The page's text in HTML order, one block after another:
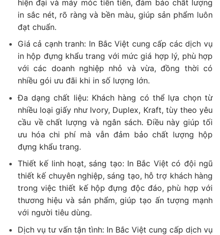
hiện đại và máy móc tiên tiến, đảm bảo chất lượng
in sắc nét, rõ ràng và bền màu, giúp sản phẩm luôn
đạt chuẩn.
Giá cả cạnh tranh: In Bắc Việt cung cấp các dịch vụ
in hộp đựng khẩu trang với mức giá hợp lý, phù hợp
với các doanh nghiệp nhỏ và vừa, đồng thời có
nhiều gói ưu đãi khi in số lượng lớn.
Đa dạng chất liệu: Khách hàng có thể lựa chọn từ
nhiều loại giấy như Ivory, Duplex, Kraft, tùy theo yêu
cầu về chất lượng và ngân sách. Điều này giúp tối
ưu hóa chi phí mà vẫn đảm bảo chất lượng hộp
đựng khẩu trang.
Thiết kế linh hoạt, sáng tạo: In Bắc Việt có đội ngũ
thiết kế chuyên nghiệp, sáng tạo, hỗ trợ khách hàng
trong việc thiết kế hộp đựng độc đáo, phù hợp với
thương hiệu và sản phẩm, giúp tạo ấn tượng mạnh
với người tiêu dùng.
Dịch vụ tư vấn tận tình: In Bắc Việt cung cấp dịch vụ